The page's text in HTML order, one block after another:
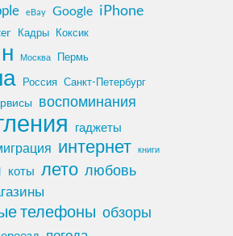
eBay Google iPhone
Кадры Коксик
Москва Пермь
Россия Санкт-Петербург
воспоминания
гаджеты
интернет книги
коты лето любовь
телефоны обзоры